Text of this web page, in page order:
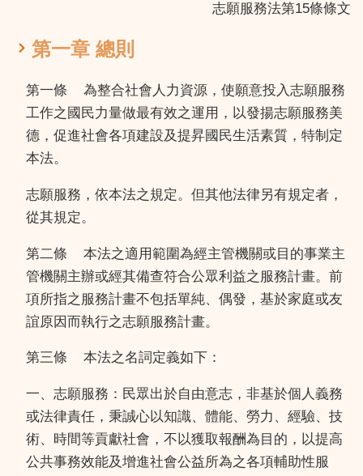
志願服務法第15條條文
第一章 總則
第一條
為整合社會人力資源，使願意投入志願服務
工作之國民力量做最有效之運用，以發揚志願服務美
德，促進社會各項建設及提昇國民生活素質，特制定
本法。
志願服務，依本法之規定。但其他法律另有規定者，
從其規定。
第二條
本法之適用範圍為經主管機關或目的事業主
管機關主辦或經其備查符合公眾利益之服務計畫。前
項所指之服務計畫不包括單純、偶發，基於家庭或友
誼原因而執行之志願服務計畫。
第三條 本法之名詞定義如下：
一、志願服務：民眾出於自由意志，非基於個人義務
或法律責任，秉誠心以知識、體能、勞力、經驗、技
術、時間等貢獻社會，不以獲取報酬為目的，以提高
公共事務效能及增進社會公益所為之各項輔助性服